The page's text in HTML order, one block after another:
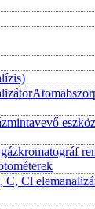
C, Cl